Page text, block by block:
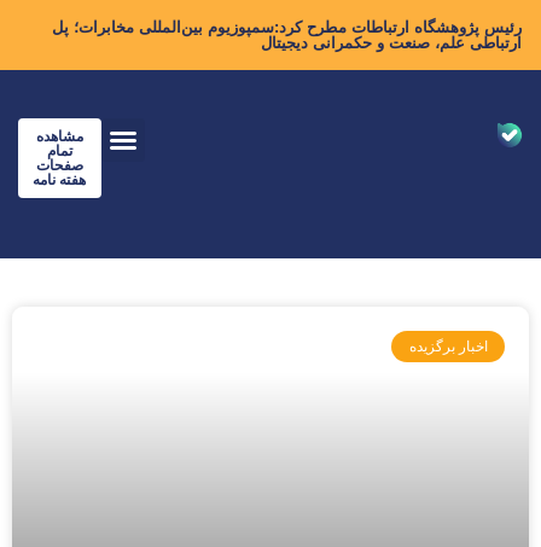
رئیس پژوهشگاه ارتباطات مطرح کرد:سمپوزیوم بین‌المللی مخابرات؛ پل
ارتباطی علم، صنعت و حکمرانی دیجیتال
مشاهده
تمام
صفحات
هفته نامه
اخبار برگزیده